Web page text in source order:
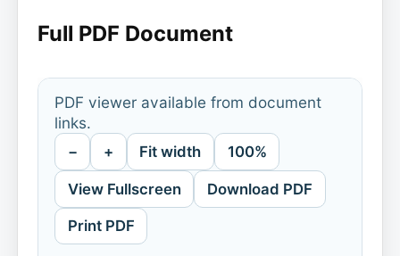
Full PDF Document
PDF viewer available from document
links.
− + Fit width 100%
View Fullscreen Download PDF
Print PDF